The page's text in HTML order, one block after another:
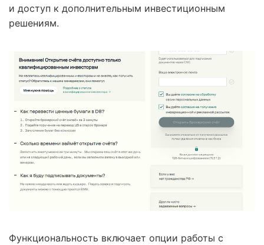
и доступ к дополнительным инвестиционным
решениям.
Функциональность включает опции работы с